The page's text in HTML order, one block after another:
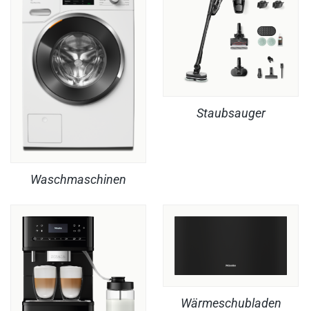
Waschmaschinen
Staubsauger
Wärmeschubladen